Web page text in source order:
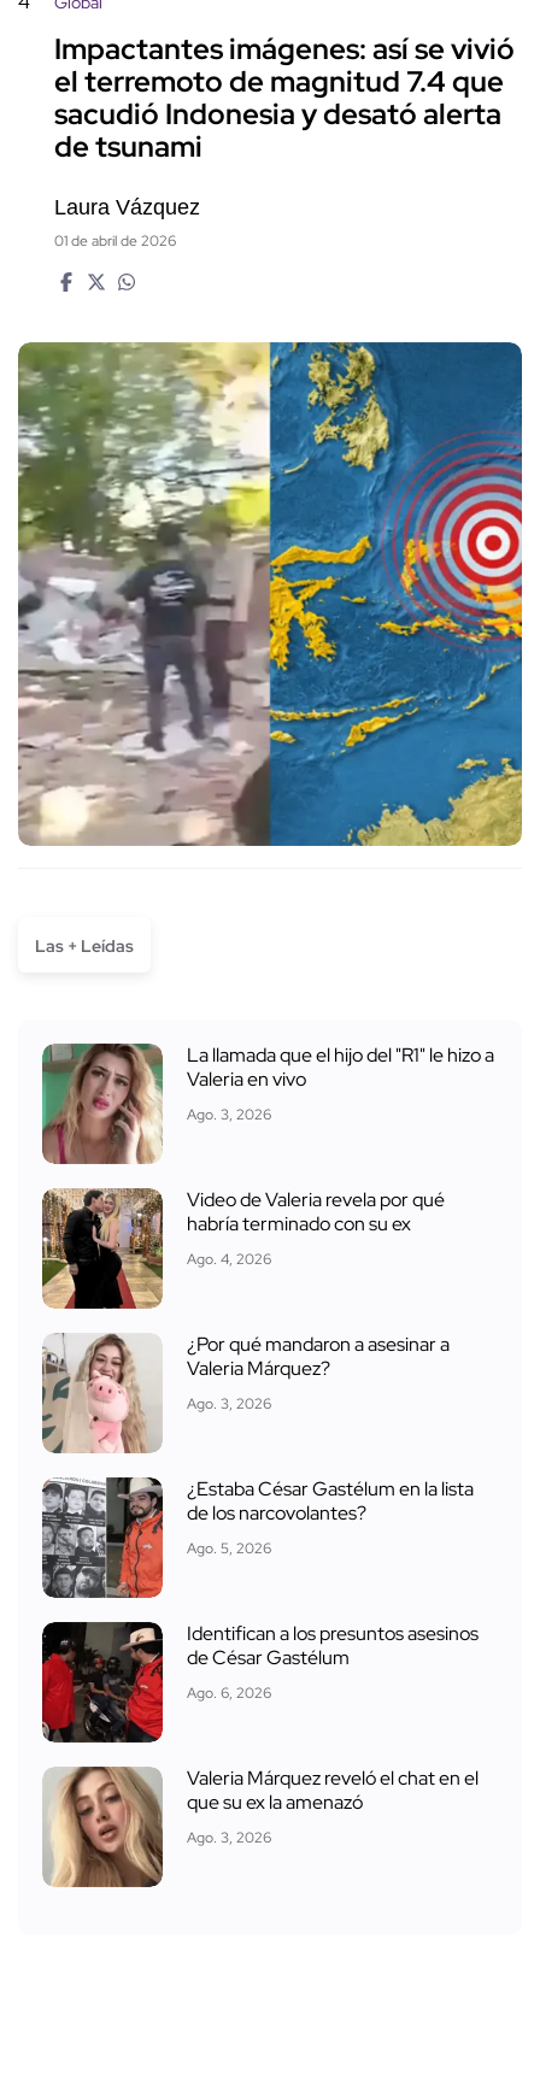
Impactantes imágenes: así se vivió
el terremoto de magnitud 7.4 que
sacudió Indonesia y desató alerta
de tsunami
Laura Vázquez
01 de abril de 2026
Las + Leídas
La llamada que el hijo del "R1" le hizo a
Valeria en vivo
Ago. 3, 2026
Video de Valeria revela por qué
habría terminado con su ex
Ago. 4, 2026
¿Por qué mandaron a asesinar a
Valeria Márquez?
Ago. 3, 2026
¿Estaba César Gastélum en la lista
de los narcovolantes?
Ago. 5, 2026
Identifican a los presuntos asesinos
de César Gastélum
Ago. 6, 2026
Valeria Márquez reveló el chat en el
que su ex la amenazó
Ago. 3, 2026